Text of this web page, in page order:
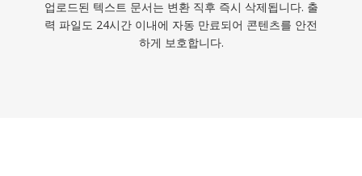
업로드된 텍스트 문서는 변환 직후 즉시 삭제됩니다. 출
력 파일도 24시간 이내에 자동 만료되어 콘텐츠를 안전
하게 보호합니다.